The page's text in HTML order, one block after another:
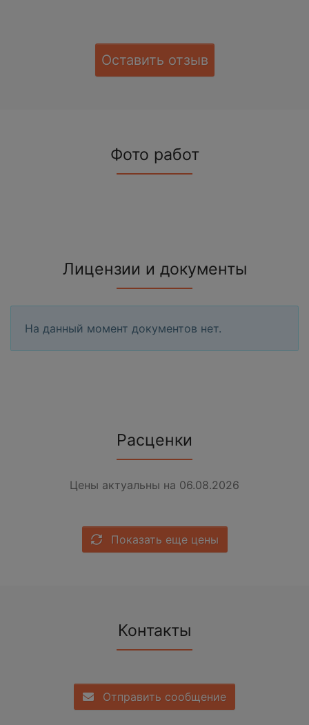
Оставить отзыв
Фото работ
Лицензии и документы
На данный момент документов нет.
Расценки
Цены актуальны на 06.08.2026
Показать еще цены
Контакты
Отправить сообщение